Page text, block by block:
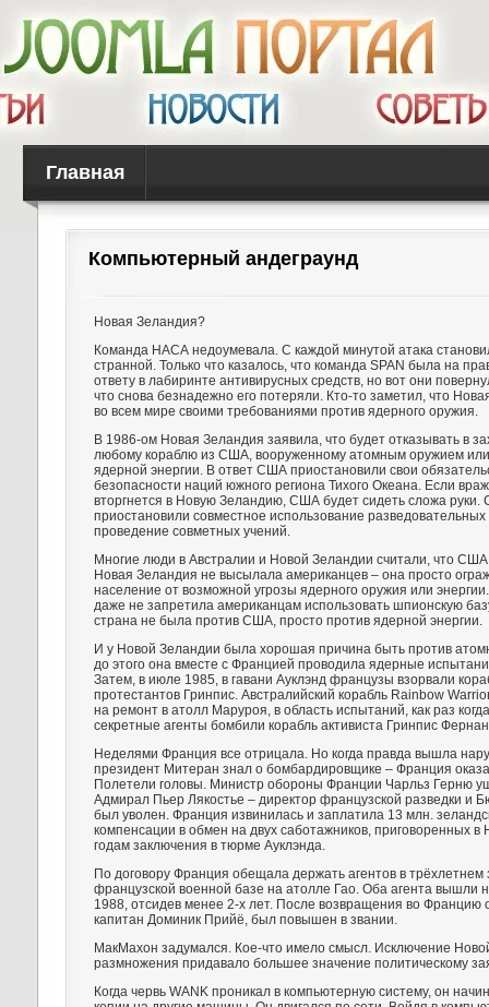
Главная
Компьютерный андеграунд
Новая Зеландия?
Команда НАСА недоумевала. С каждой минутой атака
странной. Только что казалось, что команда SPAN была на
ответу в лабиринте антивирусных средств, но вот они
что снова безнадежно его потеряли. Кто-то заметил, что
во всем мире своими требованиями против ядерного оружия.
В 1986-ом Новая Зеландия заявила, что будет отказывать в
любому кораблю из США, вооруженному атомным оружием
ядерной энергии. В ответ США приостановили свои
безопасности наций южного региона Тихого Океана. Если
вторгнется в Новую Зеландию, США будет сидеть сложа
приостановили совместное использование разведовательных
проведение совметных учений.
Многие люди в Австралии и Новой Зеландии считали, что США
Новая Зеландия не высылала американцев – она просто
население от возможной угрозы ядерного оружия или
даже не запретила американцам использовать шпионскую
страна не была против США, просто против ядерной энергии.
И у Новой Зеландии была хорошая причина быть против
до этого она вместе с Францией проводила ядерные
Затем, в июле 1985, в гавани Ауклэнд французы взорвали
протестантов Гринпис. Австралийский корабль Rainbow
на ремонт в атолл Маруроя, в область испытаний, как раз
секретные агенты бомбили корабль активиста Гринпис
Неделями Франция все отрицала. Но когда правда вышла
президент Митеран знал о бомбардировщике – Франция
Полетели головы. Министр обороны Франции Чарльз Герню
Адмирал Пьер Лякостье – директор французской разведки и
был уволен. Франция извинилась и заплатила 13 млн.
компенсации в обмен на двух саботажников, приговоренных в
годам заключения в тюрме Ауклэнда.
По договору Франция обещала держать агентов в трёхлетнем
французской военной базе на атолле Гао. Оба агента вышли
1988, отсидев менее 2-х лет. После возвращения во Францию
капитан Доминик Прийё, был повышен в звании.
МакМахон задумался. Кое-что имело смысл. Исключение
размножения придавало большее значение политическому
Когда червь WANK проникал в компьютерную систему, он